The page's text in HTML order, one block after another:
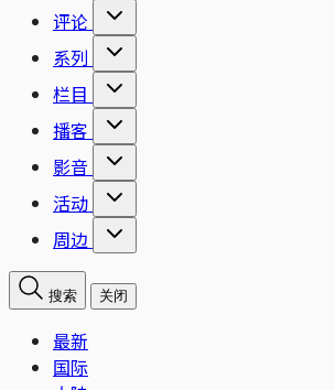
评论
系列
栏目
播客
影音
活动
周边
搜索 关闭
最新
国际